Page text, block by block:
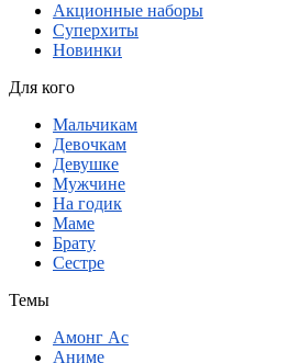
Акционные наборы
Суперхиты
Новинки
Для кого
Мальчикам
Девочкам
Девушке
Мужчине
На годик
Маме
Брату
Сестре
Темы
Амонг Ас
Аниме